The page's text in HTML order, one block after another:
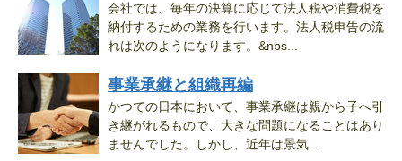
会社では、毎年の決算に応じて法人税や消費税を
納付するための業務を行います。法人税申告の流
れは次のようになります。&nbs...
事業承継と組織再編
かつての日本において、事業承継は親から子へ引
き継がれるもので、大きな問題になることはあり
ませんでした。しかし、近年は景気...